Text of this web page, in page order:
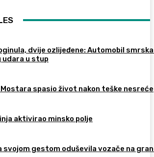
dvije ozlijeđene: Automobil
udara u stup
spasio život nakon teške nesreće
aktivirao minsko polje
svojom gestom oduševila vozače na